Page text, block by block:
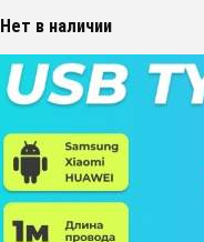
Нет в наличии